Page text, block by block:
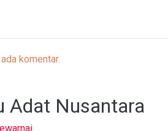
komentar.
Adat Nusantara